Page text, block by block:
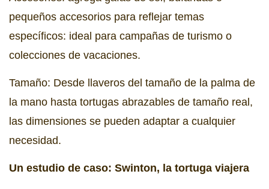
pequeños accesorios para reflejar temas
específicos: ideal para campañas de turismo o
colecciones de vacaciones.
Tamaño: Desde llaveros del tamaño de la palma de
la mano hasta tortugas abrazables de tamaño real,
las dimensiones se pueden adaptar a cualquier
necesidad.
Un estudio de caso: Swinton, la tortuga viajera